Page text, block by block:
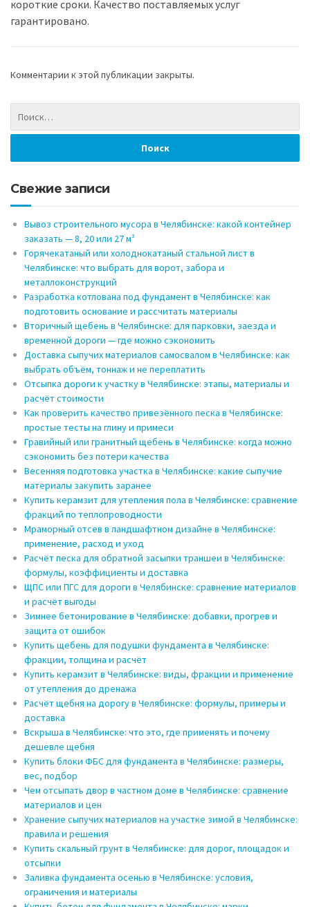
короткие сроки. Качество поставляемых услуг
гарантировано.
Комментарии к этой публикации закрыты.
Свежие записи
Вывоз строительного мусора в Челябинске: какой контейнер
заказать — 8, 20 или 27 м³
Горячекатаный или холоднокатаный стальной лист в
Челябинске: что выбрать для ворот, забора и
металлоконструкций
Разработка котлована под фундамент в Челябинске: как
подготовить основание и рассчитать материалы
Вторичный щебень в Челябинске: для парковки, заезда и
временной дороги — где можно сэкономить
Доставка сыпучих материалов самосвалом в Челябинске: как
выбрать объём, тоннаж и не переплатить
Отсыпка дороги к участку в Челябинске: этапы, материалы и
расчёт стоимости
Как проверить качество привезённого песка в Челябинске:
простые тесты на глину и примеси
Гравийный или гранитный щебень в Челябинске: когда можно
сэкономить без потери качества
Весенняя подготовка участка в Челябинске: какие сыпучие
материалы закупить заранее
Купить керамзит для утепления пола в Челябинске: сравнение
фракций по теплопроводности
Мраморный отсев в ландшафтном дизайне в Челябинске:
применение, расход и уход
Расчёт песка для обратной засыпки траншеи в Челябинске:
формулы, коэффициенты и доставка
ЩПС или ПГС для дороги в Челябинске: сравнение материалов
и расчёт выгоды
Зимнее бетонирование в Челябинске: добавки, прогрев и
защита от ошибок
Купить щебень для подушки фундамента в Челябинске:
фракции, толщина и расчёт
Купить керамзит в Челябинске: виды, фракции и применение
от утепления до дренажа
Расчёт щебня на дорогу в Челябинске: формулы, примеры и
доставка
Вскрыша в Челябинске: что это, где применять и почему
дешевле щебня
Купить блоки ФБС для фундамента в Челябинске: размеры,
вес, подбор
Чем отсыпать двор в частном доме в Челябинске: сравнение
материалов и цен
Хранение сыпучих материалов на участке зимой в Челябинске:
правила и решения
Купить скальный грунт в Челябинске: для дорог, площадок и
отсыпки
Заливка фундамента осенью в Челябинске: условия,
ограничения и материалы